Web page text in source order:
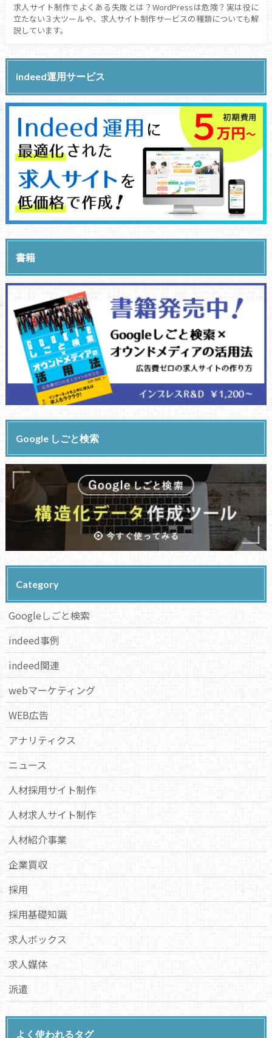
求人サイト制作でよくある失敗とは？WordPressは危険？実は役に
立たない３大ツールや、求人サイト制作サービスの種類についても解
説しています。
indeed運用サービス
書籍
Google しごと検索
Category
Googleしごと検索
indeed事例
indeed関連
webマーケティング
WEB広告
アナリティクス
ニュース
人材採用サイト制作
人材求人サイト制作
人材紹介事業
企業買収
採用
採用基礎知識
求人ボックス
求人媒体
派遣
よく使われるタグ